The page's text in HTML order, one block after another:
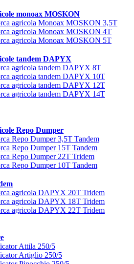
monoax MOSKON
agricola Monoax MOSKON 3,5T
agricola Monoax MOSKON 4T
agricola Monoax MOSKON 5T
tandem DAPYX
agricola tandem DAPYX 8T
agricola tandem DAPYX 10T
agricola tandem DAPYX 12T
agricola tandem DAPYX 14T
Repo Dumper
Repo Dumper 3,5T Tandem
Repo Dumper 15T Tandem
Repo Dumper 22T Tridem
Repo Dumper 10T Tandem
agricola DAPYX 20T Tridem
agricola DAPYX 18T Tridem
agricola DAPYX 22T Tridem
Attila 250/5
Artiglio 250/5